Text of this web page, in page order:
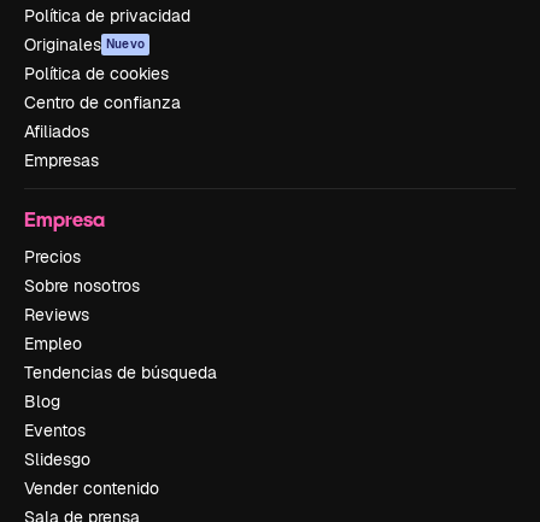
Política de privacidad
Originales Nuevo
Política de cookies
Centro de confianza
Afiliados
Empresas
Empresa
Precios
Sobre nosotros
Reviews
Empleo
Tendencias de búsqueda
Blog
Eventos
Slidesgo
Vender contenido
Sala de prensa